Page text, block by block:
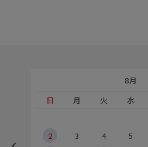
8月
日
月 火 水
2
3 4 5